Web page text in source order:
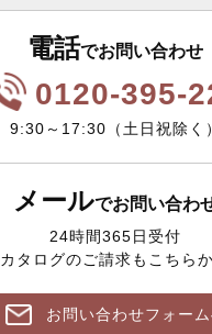
電話でお問い合わせ
0120-395-
9:30～17:30（土日祝除く）
メールでお問い合わ
24時間365日受付
カタログのご請求もこちら
お問い合わせフォー